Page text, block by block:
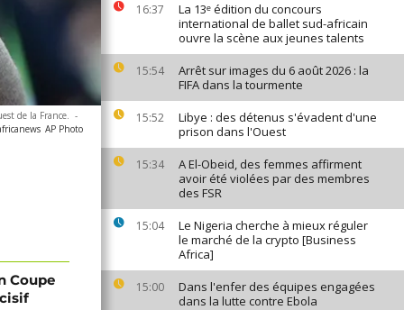
16:37
La 13ᵉ édition du concours
international de ballet sud-africain
ouvre la scène aux jeunes talents
15:54
Arrêt sur images du 6 août 2026 : la
FIFA dans la tourmente
15:52
Libye : des détenus s'évadent d'une
prison dans l'Ouest
15:34
A El-Obeid, des femmes affirment
avoir été violées par des membres
des FSR
15:04
Le Nigeria cherche à mieux réguler
le marché de la crypto [Business
Africa]
15:00
Dans l'enfer des équipes engagées
dans la lutte contre Ebola
de la France. -
AP Photo
Coupe